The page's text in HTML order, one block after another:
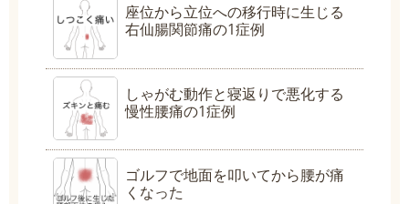
座位から立位への移行時に生じる
右仙腸関節痛の1症例
しゃがむ動作と寝返りで悪化する
慢性腰痛の1症例
ゴルフで地面を叩いてから腰が痛
くなった